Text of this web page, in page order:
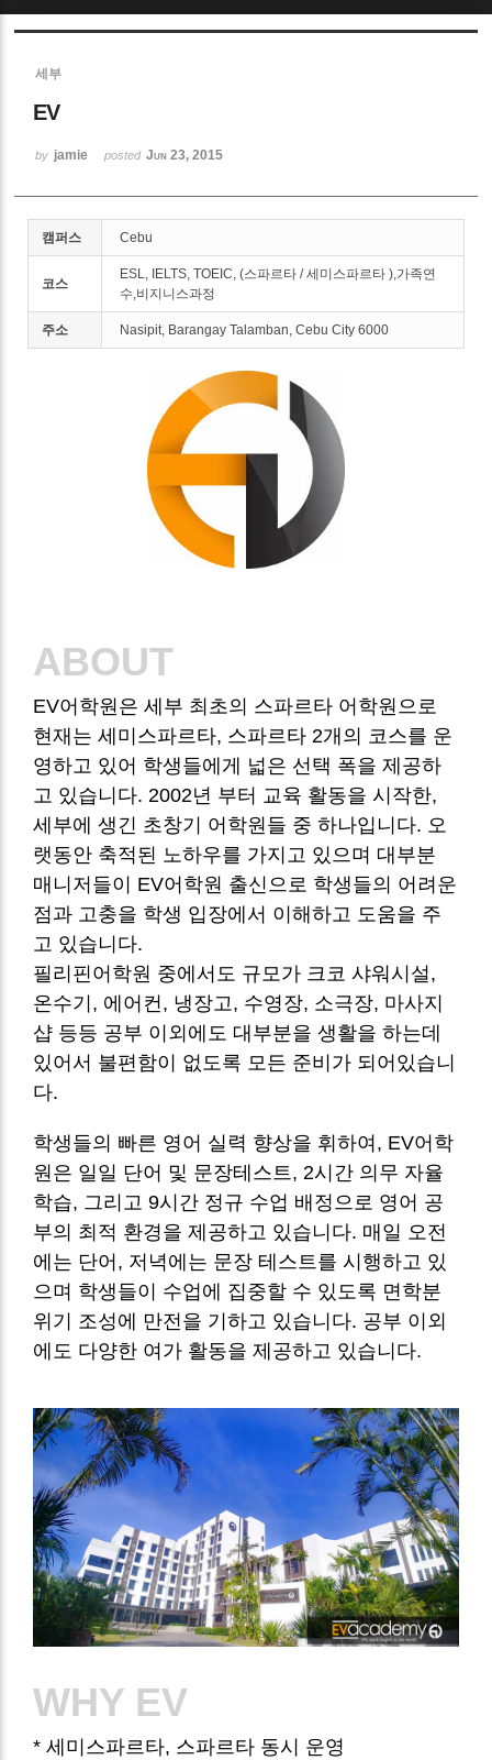
세부
EV
by jamie posted Jun 23, 2015
캠퍼스 Cebu
코스
ESL, IELTS, TOEIC, (스파르타 / 세미스파르타 ),가족연
수,비지니스과정
주소 Nasipit, Barangay Talamban, Cebu City 6000
ABOUT
EV어학원은 세부 최초의 스파르타 어학원으로
현재는 세미스파르타, 스파르타 2개의 코스를 운
영하고 있어 학생들에게 넓은 선택 폭을 제공하
고 있습니다. 2002년 부터 교육 활동을 시작한,
세부에 생긴 초창기 어학원들 중 하나입니다. 오
랫동안 축적된 노하우를 가지고 있으며 대부분
매니저들이 EV어학원 출신으로 학생들의 어려운
점과 고충을 학생 입장에서 이해하고 도움을 주
고 있습니다.
필리핀어학원 중에서도 규모가 크코 샤워시설,
온수기, 에어컨, 냉장고, 수영장, 소극장, 마사지
샵 등등 공부 이외에도 대부분을 생활을 하는데
있어서 불편함이 없도록 모든 준비가 되어있습니
다.
학생들의 빠른 영어 실력 향상을 휘하여, EV어학
원은 일일 단어 및 문장테스트, 2시간 의무 자율
학습, 그리고 9시간 정규 수업 배정으로 영어 공
부의 최적 환경을 제공하고 있습니다. 매일 오전
에는 단어, 저녁에는 문장 테스트를 시행하고 있
으며 학생들이 수업에 집중할 수 있도록 면학분
위기 조성에 만전을 기하고 있습니다. 공부 이외
에도 다양한 여가 활동을 제공하고 있습니다.
WHY EV
* 세미스파르타, 스파르타 동시 운영
Sketchbook5, 스케치북5
Sketchbook5, 스케치북5